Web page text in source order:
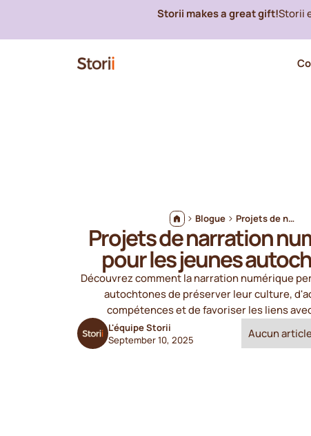
Storii makes a great gift!Storii
Blogue Projets de narration numérique pour les jeunes autochtones
Projets de narration
pour les jeunes
Découvrez comment la narration numérique
autochtones de préserver leur culture,
compétences et de favoriser les liens
L'équipe Storii
September 10, 2025
Aucun